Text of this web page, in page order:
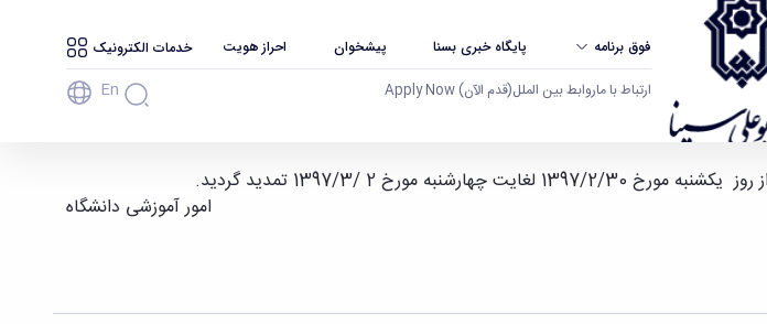
فوق برنامه پایگاه خبری بسنا پیشخوان احراز هویت خدمات الکترونیک
ارتباط با ماروابط بین الملل(قدم الآن) Apply Now En
2 /1397/3 تمدید گردید.
امور آموزشی دانشگاه